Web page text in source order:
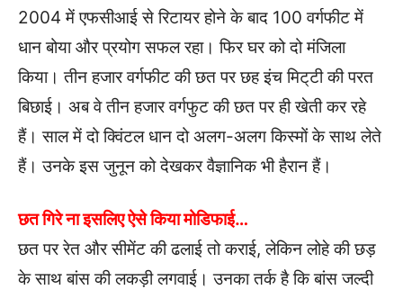
2004 में एफसीआई से रिटायर होने के बाद 100 वर्गफीट में
धान बोया और प्रयोग सफल रहा। फिर घर को दो मंजिला
किया। तीन हजार वर्गफीट की छत पर छह इंच मिट्‌टी की परत
बिछाई। अब वे तीन हजार वर्गफुट की छत पर ही खेती कर रहे
हैं। साल में दो क्विंटल धान दो अलग-अलग किस्मों के साथ लेते
हैं। उनके इस जुनून को देखकर वैज्ञानिक भी हैरान हैं।
छत गिरे ना इसलिए ऐसे किया मोडिफाई…
छत पर रेत और सीमेंट की ढलाई तो कराई, लेकिन लोहे की छड़
के साथ बांस की लकड़ी लगवाई। उनका तर्क है कि बांस जल्दी